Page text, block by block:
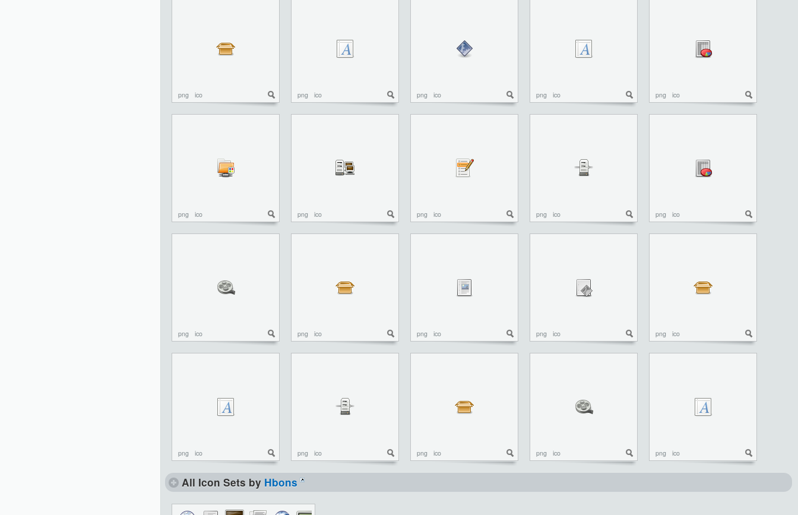
png ico png ico png ico png ico png ico
png ico png ico png ico png ico png ico
png ico png ico png ico png ico png ico
png ico png ico png ico png ico png ico
All Icon Sets by Hbons